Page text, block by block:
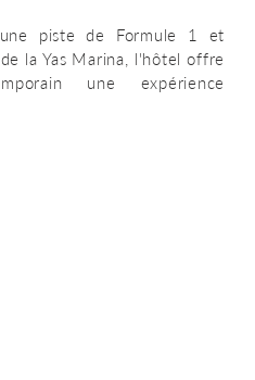
piste de Formule 1 et
la Yas Marina, l'hôtel offre
une expérience